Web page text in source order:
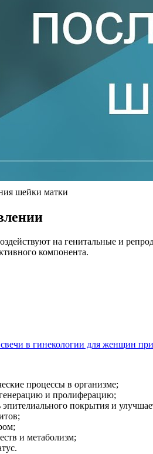
шейки матки
на генитальные и
компонента.
в гинекологии для женщин
процессы в организме;
и пролиферацию;
покрытия и
и метаболизм;